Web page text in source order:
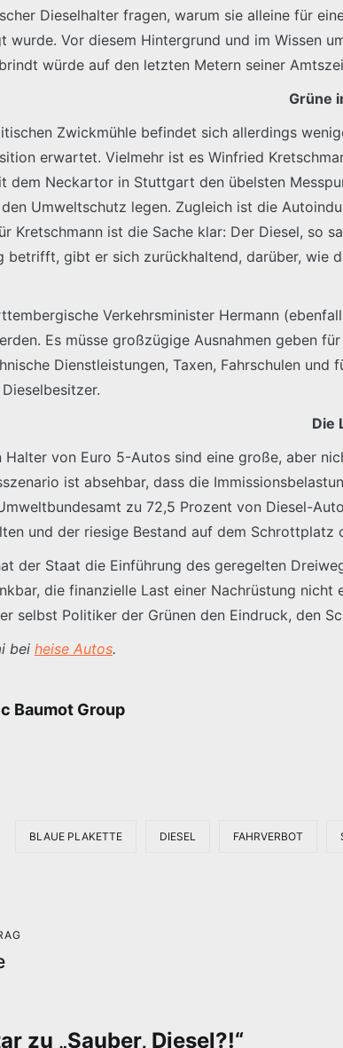
Dieselhalter fragen, warum sie alleine für
wurde. Vor diesem Hintergrund und im Wissen
würde auf den letzten Metern seiner
Grüne
Zwickmühle befindet sich allerdings
erwartet. Vielmehr ist es Winfried
dem Neckartor in Stuttgart den übelsten
Umweltschutz legen. Zugleich ist die
Kretschmann ist die Sache klar: Der Diesel, so
betrifft, gibt er sich zurückhaltend, darüber, wie
Verkehrsminister Hermann
Es müsse großzügige Ausnahmen geben
Dienstleistungen, Taxen, Fahrschulen
Die
Halter von Euro 5-Autos sind eine große, aber
ist absehbar, dass die
zu 72,5 Prozent von Diesel-
und der riesige Bestand auf dem Schrottplatz
der Staat die Einführung des geregelten
die finanzielle Last einer Nachrüstung
selbst Politiker der Grünen den Eindruck, den
bei heise Autos.
Baumot Group
BLAUE PLAKETTE DIESEL FAHRVERBOT
zu „Sauber, Diesel?!“